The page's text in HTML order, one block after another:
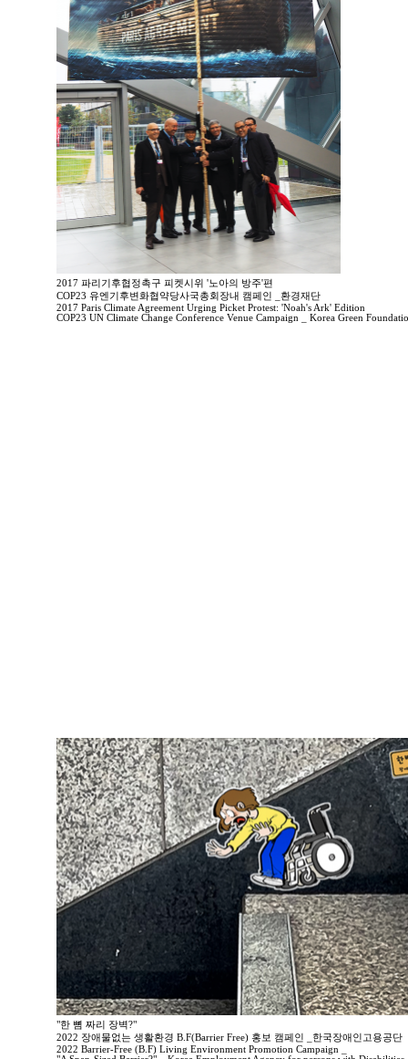
2017 파리기후협정촉구 피켓시위 '노아의 방주'편
COP23 유엔기후변화협약당사국총회장내 캠페인 _환경재단
2017 Paris Climate Agreement Urging Picket Protest: 'Noah's Ark' Edition
COP23 UN Climate Change Conference Venue Campaign _ Korea Green
"한 뼘 짜리 장벽?"
2022 장애물없는 생활환경 B.F(Barrier Free) 홍보 캠페인 _한국장애인고용공단
2022 Barrier-Free (B.F) Living Environment Promotion Campaign _